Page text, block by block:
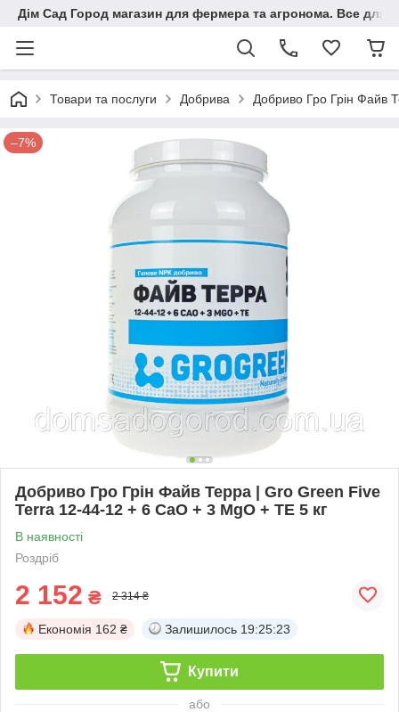
Дім Сад Город магазин для фермера та агронома. Все для
Товари та послуги Добрива Добриво Гро Грін Файв
–7%
Добриво Гро Грін Файв Терра | Gro Green Five
Terra 12-44-12 + 6 CaO + 3 MgO + TE 5 кг
В наявності
Роздріб
2 152 ₴ 2 314 ₴
Економія 162 ₴ Залишилось 19:25:22
Купити
або